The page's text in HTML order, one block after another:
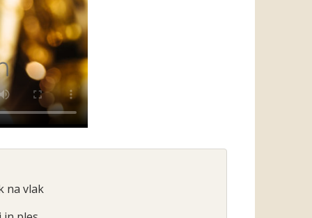
na vlak